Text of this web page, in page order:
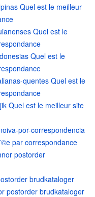
Quel est le meilleur
Quel est le
Quel est le
quentes Quel est le
Quel est le meilleur site
por-correspondencia
par correspondance
postorder
brudkataloger
postorder brudkataloger